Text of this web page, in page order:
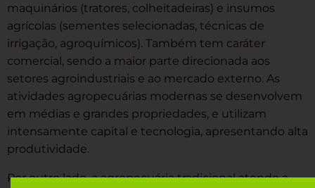
maquinários (tratores, colheitadeiras) e insumos
agrícolas (sementes selecionadas, técnicas de
irrigação, agroquímicos). Também tem caráter
comercial, sendo a maior parte direcionada aos
setores agroindustriais e ao mercado externo. As
atividades agropecuárias modernas se desenvolvem
em médias e grandes propriedades, e utilizam
intensamente capital e tecnologia, apresentando alta
produtividade.
Por outro lado, a agropecuária tradicional atende a